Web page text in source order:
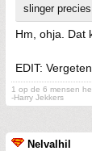
slinger
Hm, ohja. Dat
EDIT:
1 op de 6 mensen
-Harry Jekkers
Nelvalhil